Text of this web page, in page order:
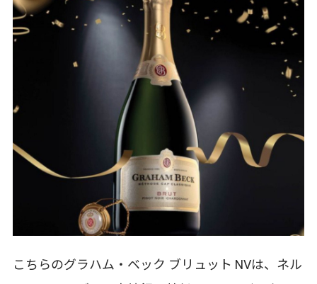
こちらのグラハム・ベック ブリュット NVは、ネル